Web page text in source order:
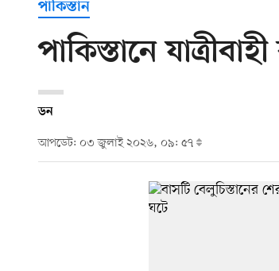
পাকিস্তান
পাকিস্তানে
ডন
আপডেট: ০৩ জুলাই ২০২৬, ০৯: ৫৭